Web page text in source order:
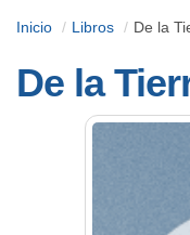
Inicio Libros De la
De la